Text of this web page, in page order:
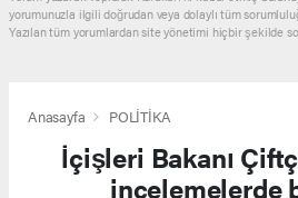
yorumunuzla ilgili doğrudan veya dolaylı tüm
Yazılan tüm yorumlardan site yönetimi hiçbir şekilde
Anasayfa POLİTİKA
İçişleri Bakanı
incelemelerde